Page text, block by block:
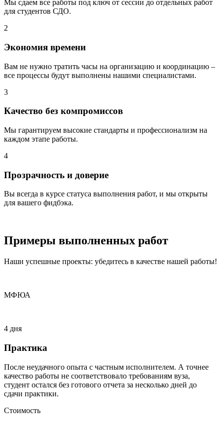
Мы сдаем все работы под ключ от сессии до отдельных работ
для студентов СДО.
2
Экономия времени
Вам не нужно тратить часы на организацию и координацию –
все процессы будут выполнены нашими специалистами.
3
Качество без компромиссов
Мы гарантируем высокие стандарты и профессионализм на
каждом этапе работы.
4
Прозрачность и доверие
Вы всегда в курсе статуса выполнения работ, и мы открыты
для вашего фидбэка.
Примеры выполненных работ
Наши успешные проекты: убедитесь в качестве нашей работы!
МФЮА
4 дня
Практика
После неудачного опыта с частным исполнителем. А точнее
качество работы не соответствовало требованиям вуза,
студент остался без готового отчета за несколько дней до
сдачи практики.
Стоимость